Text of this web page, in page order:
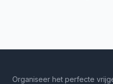
Organiseer het perfecte